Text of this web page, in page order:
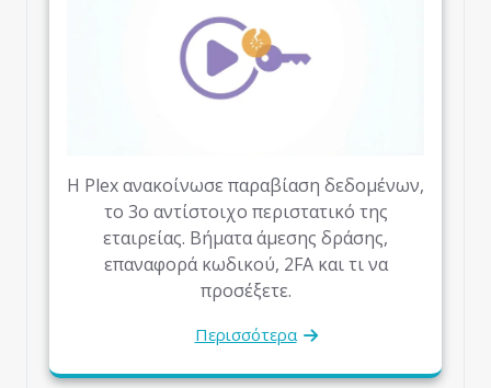
Η Plex ανακοίνωσε παραβίαση δεδομένων,
το 3ο αντίστοιχο περιστατικό της
εταιρείας. Βήματα άμεσης δράσης,
επαναφορά κωδικού, 2FA και τι να
προσέξετε.
Περισσότερα